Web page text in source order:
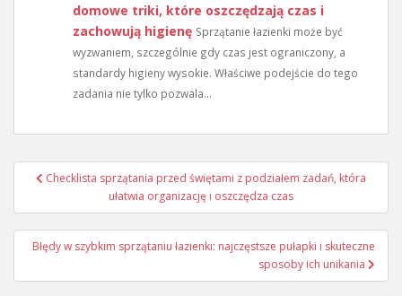
domowe triki, które oszczędzają czas i
zachowują higienę Sprzątanie łazienki może być
wyzwaniem, szczególnie gdy czas jest ograniczony, a
standardy higieny wysokie. Właściwe podejście do tego
zadania nie tylko pozwala...
Nawigacja
Checklista sprzątania przed świętami z podziałem zadań, która
ułatwia organizację i oszczędza czas
Błędy w szybkim sprzątaniu łazienki: najczęstsze pułapki i skuteczne
sposoby ich unikania